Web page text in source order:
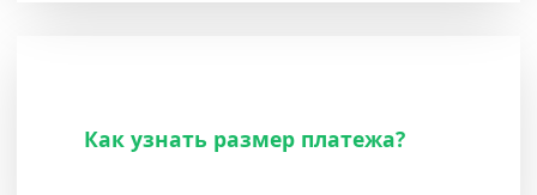
Как узнать размер платежа?